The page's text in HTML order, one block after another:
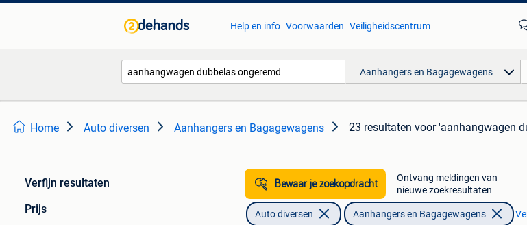
Help en info Voorwaarden Veiligheidscentrum
Aanhangers en Bagagewagens
Home Auto diversen Aanhangers en Bagagewagens 23 resultaten voor 'aanhangwagen
Verfijn resultaten
Prijs
Bewaar je zoekopdracht
Ontvang meldingen van
nieuwe zoekresultaten
Auto diversen Aanhangers en Bagagewagens